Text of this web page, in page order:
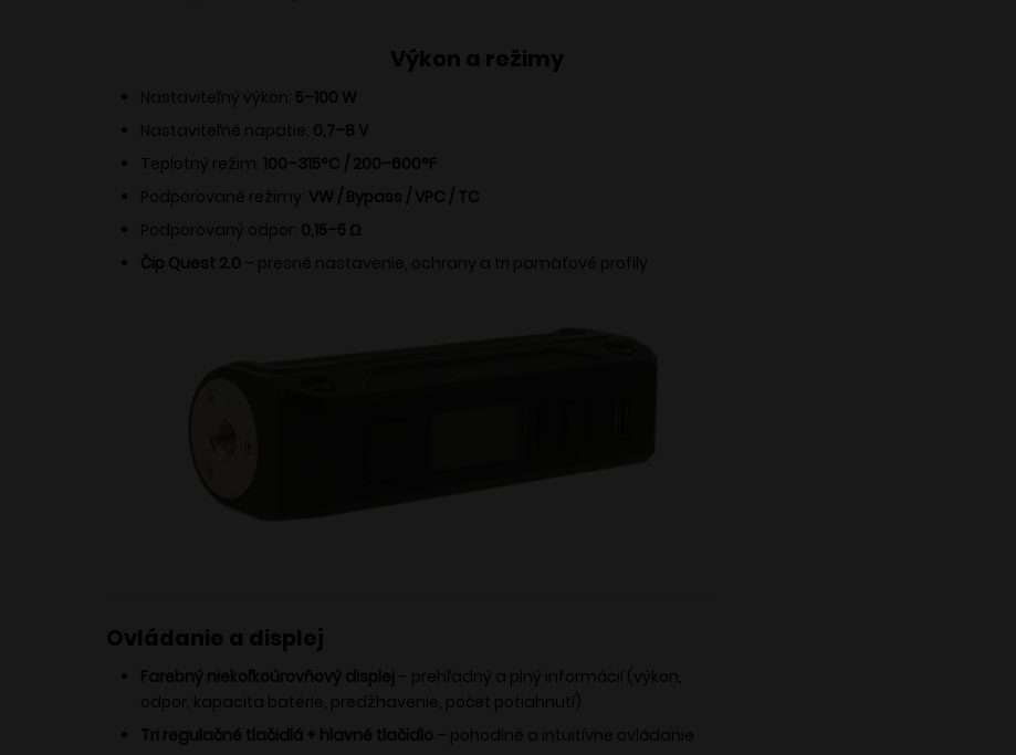
Výkon a režimy
Nastaviteľný výkon: 5–100 W
Nastaviteľné napätie: 0,7–8 V
Teplotný režim: 100–315°C / 200–600°F
Podporované režimy: VW / Bypass / VPC / TC
Podporovaný odpor: 0,15–5 Ω
Čip Quest 2.0 – presné nastavenie, ochrany a tri pamäťové profily
Ovládanie a displej
Farebný niekoľkoúrovňový displej – prehľadný a plný informácií (výkon,
odpor, kapacita batérie, predžhavenie, počet potiahnutí)
Tri regulačné tlačidlá + hlavné tlačidlo – pohodlné a intuitívne ovládanie